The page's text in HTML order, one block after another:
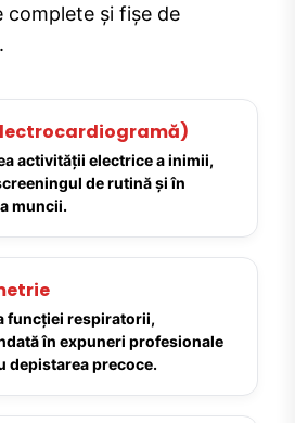
complete și fișe de
activității electrice a inimii,
de rutină și în
muncii.
funcției respiratorii,
în expuneri profesionale
depistarea precoce.